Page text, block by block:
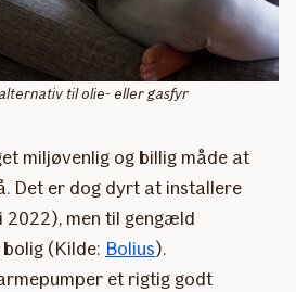
til olie- eller gasfyr
miljøvenlig og billig måde at
Det er dog dyrt at installere
2022), men til gengæld
(Kilde: Bolius).
et rigtig godt